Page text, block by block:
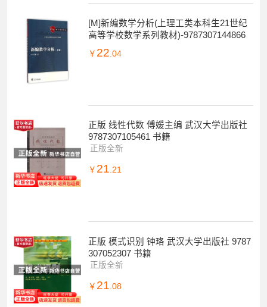
[M]新编数学分析(上理工类本科生21世纪
高等学校数学系列教材)-9787307144866
￥ 22 .04
正版 线性代数 傅媛主编 武汉大学出版社
9787307105461 书籍
正版全新
￥ 21.21
正版 模式识别 钟珞 武汉大学出版社 9787
307052307 书籍
正版全新
￥ 21 .08